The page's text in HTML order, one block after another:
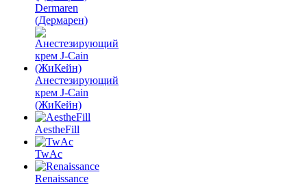
Dermaren
(Дермарен)
Анестезирующий
крем J-Cain
(ЖиКейн)
AestheFill
TwAc
Renaissance